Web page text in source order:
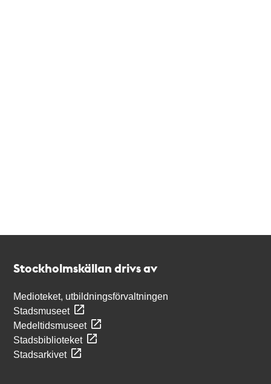
Stockholmskällan drivs av
Medioteket, utbildningsförvaltningen
Stadsmuseet
Medeltidsmuseet
Stadsbiblioteket
Stadsarkivet